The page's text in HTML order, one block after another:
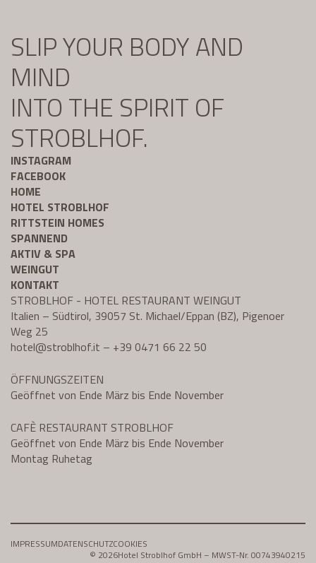
SLIP YOUR BODY AND
MIND
INTO THE SPIRIT OF
STROBLHOF.
INSTAGRAM
FACEBOOK
HOME
HOTEL STROBLHOF
RITTSTEIN HOMES
SPANNEND
AKTIV & SPA
WEINGUT
KONTAKT
STROBLHOF - HOTEL RESTAURANT WEINGUT
Italien – Südtirol, 39057 St. Michael/Eppan (BZ), Pigenoer
Weg 25
hotel@stroblhof.it – +39 0471 66 22 50
ÖFFNUNGSZEITEN
Geöffnet von Ende März bis Ende November
CAFÈ RESTAURANT STROBLHOF
Geöffnet von Ende März bis Ende November
Montag Ruhetag
IMPRESSUMDATENSCHUTZCOOKIES
© 2026Hotel Stroblhof GmbH – MWST-Nr. 00743940215